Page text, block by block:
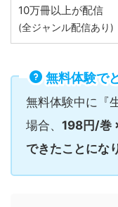
10万冊以上が配信
(全ジャンル配信あり)
無料体験で
無料体験中に『
場合、 198円/巻
できたことにな